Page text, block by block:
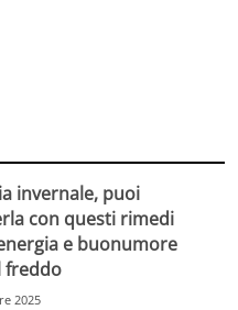
invernale, puoi
con questi rimedi
e buonumore
freddo
2025